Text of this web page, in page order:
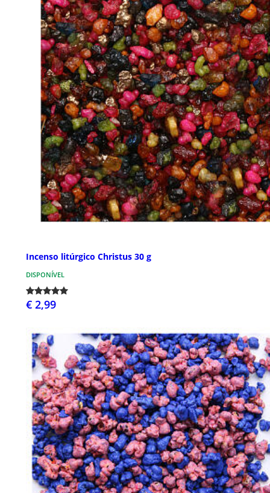
Incenso litúrgico Christus 30 g
DISPONÍVEL
€ 2,99